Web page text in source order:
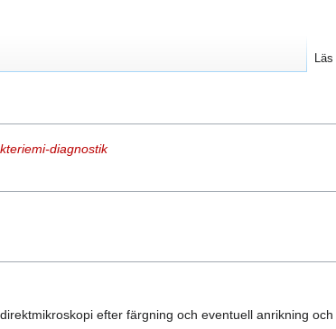
diagnostik
efter färgning och eventuell anrikning
Läs